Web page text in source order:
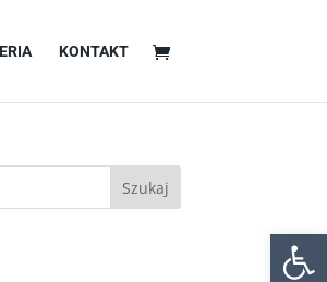
KONTAKT